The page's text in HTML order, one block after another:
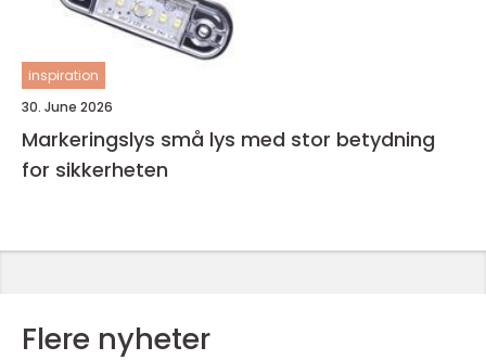
inspiration
30. June 2026
Markeringslys små lys med stor betydning
for sikkerheten
Flere nyheter